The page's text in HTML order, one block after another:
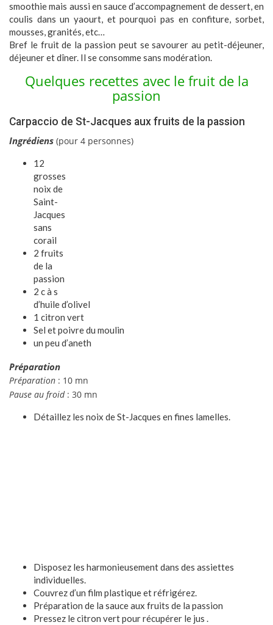
smoothie mais aussi en sauce d’accompagnement de dessert, en
coulis dans un yaourt, et pourquoi pas en confiture, sorbet,
mousses, granités, etc…
Bref le fruit de la passion peut se savourer au petit-déjeuner,
déjeuner et dîner. Il se consomme sans modération.
Quelques recettes avec le fruit de la
passion
Carpaccio de St-Jacques aux fruits de la passion
Ingrédiens (pour 4 personnes)
12
grosses
noix de
Saint-
Jacques
sans
corail
2 fruits
de la
passion
2 c à s
d’huile d’olivel
1 citron vert
Sel et poivre du moulin
un peu d’aneth
Préparation
Préparation : 10 mn
Pause au froid : 30 mn
Détaillez les noix de St-Jacques en fines lamelles.
Disposez les harmonieusement dans des assiettes
individuelles.
Couvrez d’un film plastique et réfrigérez.
Préparation de la sauce aux fruits de la passion
Pressez le citron vert pour récupérer le jus .